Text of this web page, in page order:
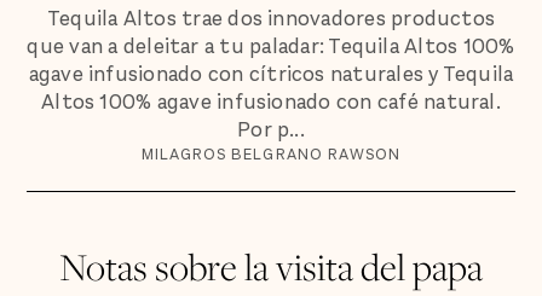
Tequila Altos trae dos innovadores productos
que van a deleitar a tu paladar: Tequila Altos 100%
agave infusionado con cítricos naturales y Tequila
Altos 100% agave infusionado con café natural.
Por p...
MILAGROS BELGRANO RAWSON
Notas sobre la visita del papa